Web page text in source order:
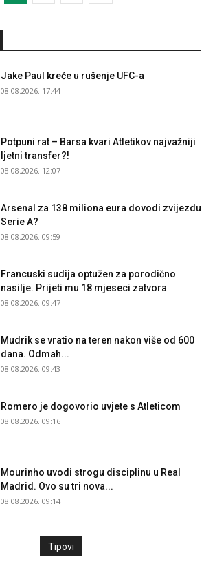
Jake Paul kreće u rušenje UFC-a
08.08.2026. 17:44
Potpuni rat – Barsa kvari Atletikov najvažniji
ljetni transfer?!
08.08.2026. 12:07
Arsenal za 138 miliona eura dovodi zvijezdu
Serie A?
08.08.2026. 09:59
Francuski sudija optužen za porodično
nasilje. Prijeti mu 18 mjeseci zatvora
08.08.2026. 09:47
Mudrik se vratio na teren nakon više od 600
dana. Odmah...
08.08.2026. 09:43
Romero je dogovorio uvjete s Atleticom
08.08.2026. 09:16
Mourinho uvodi strogu disciplinu u Real
Madrid. Ovo su tri nova...
08.08.2026. 09:14
Tipovi